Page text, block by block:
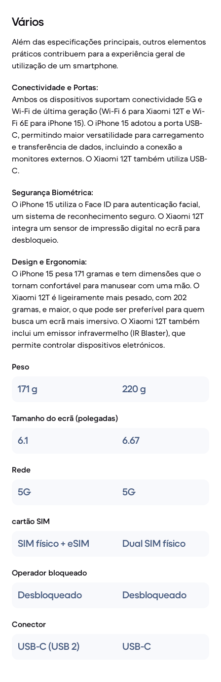
Vários
Além das especificações principais, outros elementos
práticos contribuem para a experiência geral de
utilização de um smartphone.
Conectividade e Portas:
Ambos os dispositivos suportam conectividade 5G e
Wi-Fi de última geração (Wi-Fi 6 para Xiaomi 12T e Wi-
Fi 6E para iPhone 15). O iPhone 15 adotou a porta USB-
C, permitindo maior versatilidade para carregamento
e transferência de dados, incluindo a conexão a
monitores externos. O Xiaomi 12T também utiliza USB-
C.
Segurança Biométrica:
O iPhone 15 utiliza o Face ID para autenticação facial,
um sistema de reconhecimento seguro. O Xiaomi 12T
integra um sensor de impressão digital no ecrã para
desbloqueio.
Design e Ergonomia:
O iPhone 15 pesa 171 gramas e tem dimensões que o
tornam confortável para manusear com uma mão. O
Xiaomi 12T é ligeiramente mais pesado, com 202
gramas, e maior, o que pode ser preferível para quem
busca um ecrã mais imersivo. O Xiaomi 12T também
inclui um emissor infravermelho (IR Blaster), que
permite controlar dispositivos eletrónicos.
Peso
171 g 220 g
Tamanho do ecrã (polegadas)
6.1 6.67
Rede
5G 5G
cartão SIM
SIM físico + eSIM Dual SIM físico
Operador bloqueado
Desbloqueado Desbloqueado
Conector
USB-C (USB 2) USB-C